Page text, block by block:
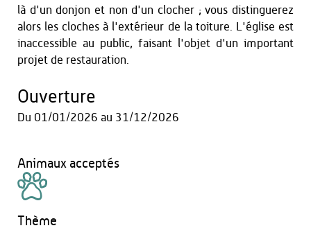
là d'un donjon et non d'un clocher ; vous distinguerez
alors les cloches à l'extérieur de la toiture. L'église est
inaccessible au public, faisant l'objet d'un important
projet de restauration.
Ouverture
Du 01/01/2026 au 31/12/2026
Animaux acceptés
Thème